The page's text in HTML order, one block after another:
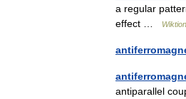
a regular
effect …
antiparallel